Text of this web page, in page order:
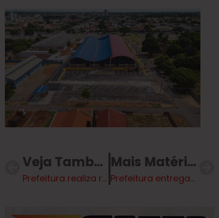
Veja Também
Prefeitura realiza recapeamento na Rua Antônio Estevan Leal
Mais Matérias
Prefeitura entrega sacos azuis para a coleta seletiva em Três Lagoas